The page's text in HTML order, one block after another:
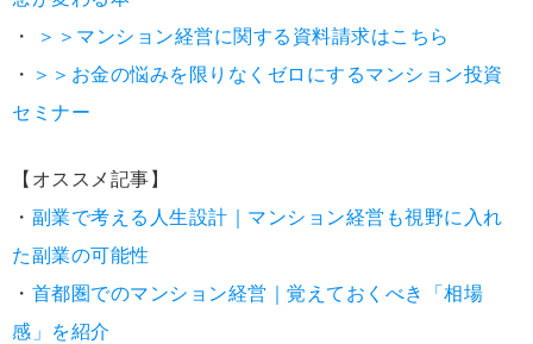
・
＞＞マンション経営に関する資料請求はこちら
・
＞＞お金の悩みを限りなくゼロにするマンション投資
セミナー
【オススメ記事】
・ 副業で考える人生設計｜マンション経営も視野に入れ
た副業の可能性
・ 首都圏でのマンション経営｜覚えておくべき「相場
感」を紹介